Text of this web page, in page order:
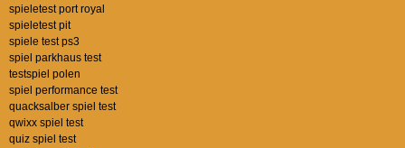
spieletest port royal
spieletest pit
spiele test ps3
spiel parkhaus test
testspiel polen
spiel performance test
quacksalber spiel test
qwixx spiel test
quiz spiel test